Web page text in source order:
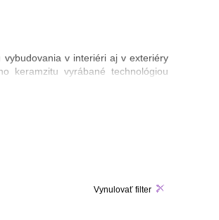
v interiéri aj v exteriéry
keramzitu vyrábané technológiou
Vynulovať filter